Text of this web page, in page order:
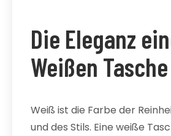
Die Eleganz
Weißen Tasche
Weiß ist die Farbe der
und des Stils. Eine weiße